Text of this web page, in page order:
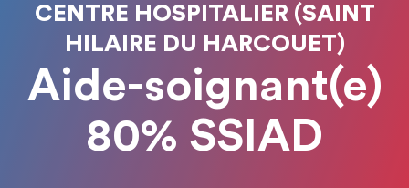
CENTRE HOSPITALIER (SAINT
HILAIRE DU HARCOUET)
Aide-soignant(e)
80% SSIAD